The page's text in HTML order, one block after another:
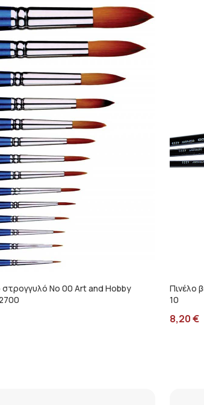
στρογγυλό Νο 00 Art and Hobby
Πινέλο
10
8,20€